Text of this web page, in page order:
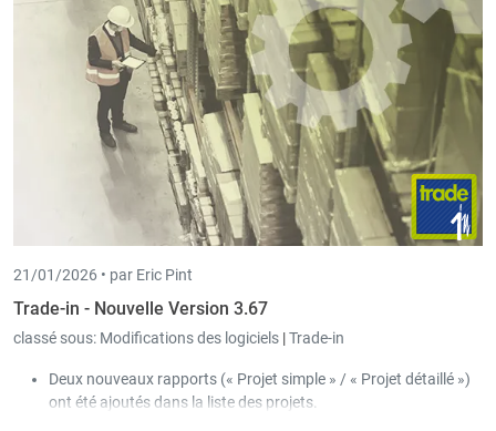
21/01/2026 • par Eric Pint
Trade-in - Nouvelle Version 3.67
classé sous: Modifications des logiciels |Trade-in
Deux nouveaux rapports (« Projet simple » / « Projet détaillé »)
ont été ajoutés dans la liste des projets.